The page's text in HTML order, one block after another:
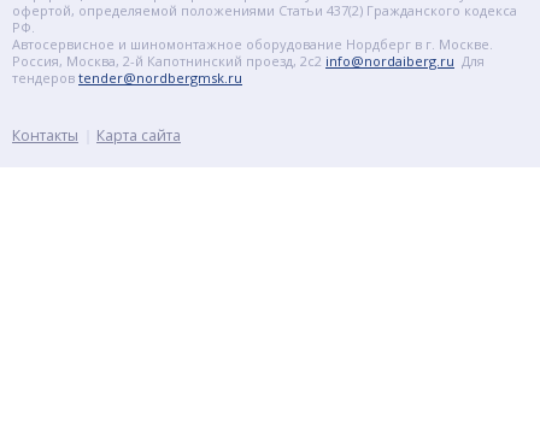
офертой, определяемой положениями Статьи 437(2) Гражданского кодекса
РФ.
Автосервисное и шиномонтажное оборудование Нордберг в г. Москве.
Россия, Москва, 2-й Капотнинский проезд, 2с2 info@nordaiberg.ru Для
тендеров tender@nordbergmsk.ru
Контакты Карта сайта